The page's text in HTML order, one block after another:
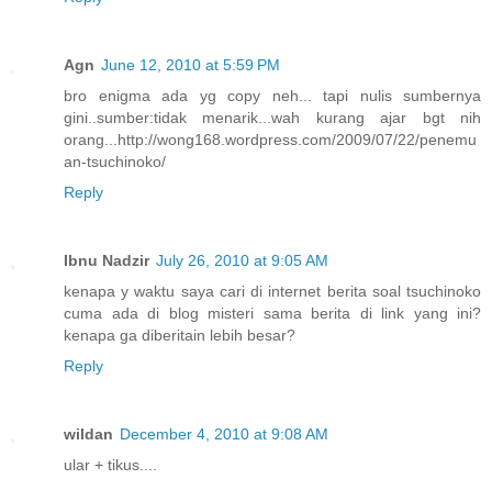
Agn June 12, 2010 at 5:59 PM
bro enigma ada yg copy neh... tapi nulis sumbernya
gini..sumber:tidak menarik...wah kurang ajar bgt nih
orang...http://wong168.wordpress.com/2009/07/22/penemu
an-tsuchinoko/
Reply
Ibnu Nadzir July 26, 2010 at 9:05 AM
kenapa y waktu saya cari di internet berita soal tsuchinoko
cuma ada di blog misteri sama berita di link yang ini?
kenapa ga diberitain lebih besar?
Reply
wildan December 4, 2010 at 9:08 AM
ular + tikus....